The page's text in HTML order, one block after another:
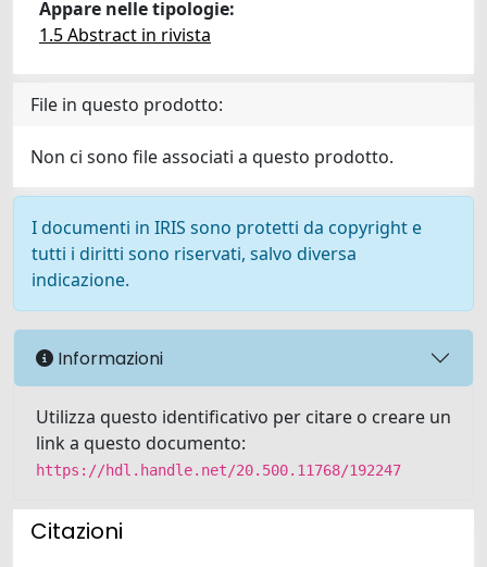
Appare nelle tipologie:
1.5 Abstract in rivista
File in questo prodotto:
Non ci sono file associati a questo prodotto.
I documenti in IRIS sono protetti da copyright e
tutti i diritti sono riservati, salvo diversa
indicazione.
Informazioni
Utilizza questo identificativo per citare o creare un
link a questo documento:
https://hdl.handle.net/20.500.11768/192247
Citazioni